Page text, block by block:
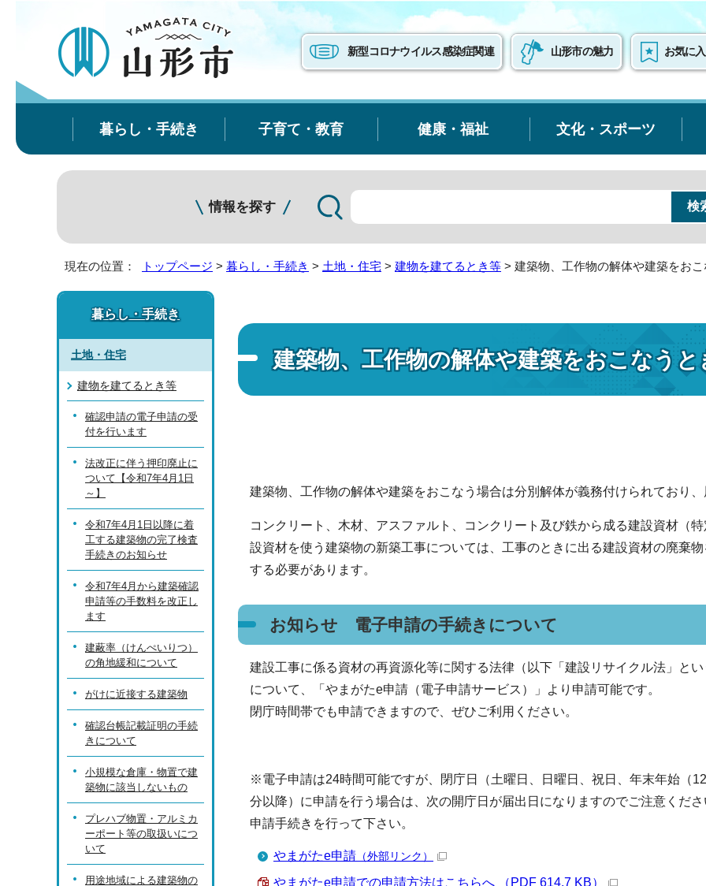
新型コロナウイルス感染症関連 山形市の魅力 お気に
暮らし・手続き 子育て・教育 健康・福祉 文化・スポーツ
情報を探す
現在の位置： トップページ > 暮らし・手続き > 土地・住宅 > 建物を建てるとき等 > 建築物、工作物の解体や建築をお
建築物、工作物の解体や建築をおこなう
建築物、工作物の解体や建築をおこなう場合は分別解体が義務付けられており
コンクリート、木材、アスファルト、コンクリート及び鉄から成る建設資材（
設資材を使う建築物の新築工事については、工事のときに出る建設資材の廃棄
する必要があります。
お知らせ 電子申請の手続きについて
建設工事に係る資材の再資源化等に関する法律（以下「建設リサイクル法」と
について、「やまがたe申請（電子申請サービス）」より申請可能です。
閉庁時間帯でも申請できますので、ぜひご利用ください。
※電子申請は24時間可能ですが、閉庁日（土曜日、日曜日、祝日、年末年始（
分以降）に申請を行う場合は、次の開庁日が届出日になりますのでご注意くだ
申請手続きを行って下さい。
やまがたe申請 （外部リンク）
やまがたe申請での申請方法はこちらへ （PDF 614.7 KB）
暮らし・手続き
土地・住宅
建物を建てるとき等
確認申請の電子申請の受
付を行います
法改正に伴う押印廃止に
ついて【令和7年4月1日
～】
令和7年4月1日以降に着
工する建築物の完了検査
手続きのお知らせ
令和7年4月から建築確認
申請等の手数料を改正し
ます
建蔽率（けんぺいりつ）
の角地緩和について
がけに近接する建築物
確認台帳記載証明の手続
きについて
小規模な倉庫・物置で建
築物に該当しないもの
プレハブ物置・アルミカ
ーポート等の取扱いにつ
いて
用途地域による建築物の